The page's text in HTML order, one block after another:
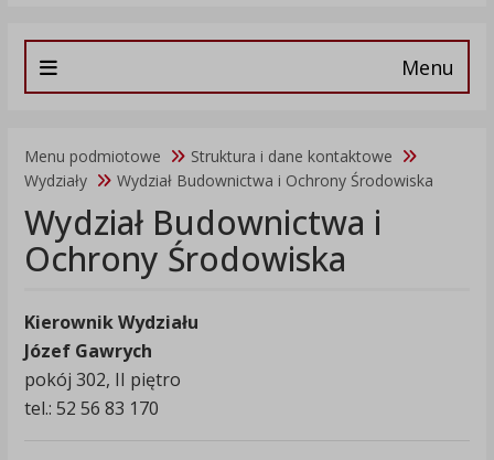
Menu
Menu podmiotowe
Struktura i dane kontaktowe
Wydziały
Wydział Budownictwa i Ochrony Środowiska
Wydział Budownictwa i
Ochrony Środowiska
Kierownik Wydziału
Józef Gawrych
pokój 302, II piętro
tel.: 52 56 83 170